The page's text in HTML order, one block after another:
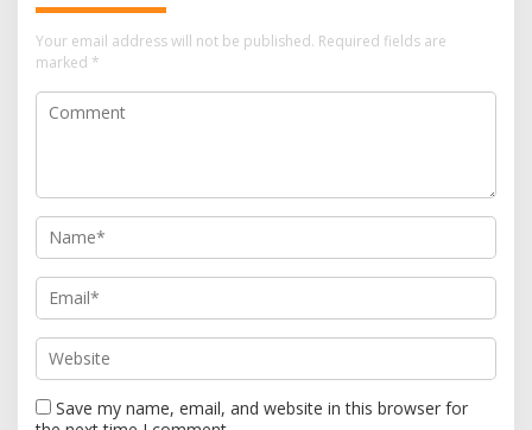
Your email address will not be published. Required fields are
marked *
Save my name, email, and website in this browser for